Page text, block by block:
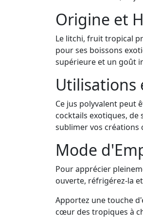
Origine et
Le litchi, fruit tropical
pour ses boissons
supérieure et un goût
Utilisations
Ce jus polyvalent peut
cocktails exotiques,
sublimer vos créations
Mode
Pour apprécier
ouverte, réfrigérez-la
Apportez une touche
cœur des tropiques à